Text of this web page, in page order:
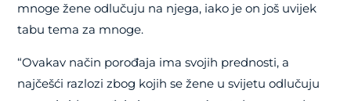
mnoge žene odlučuju na njega, iako je on još uvijek
tabu tema za mnoge.
“Ovakav način porođaja ima svojih prednosti, a
najčešći razlozi zbog kojih se žene u svijetu odlučuju